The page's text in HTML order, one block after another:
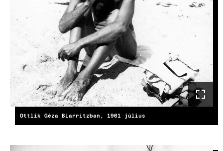
Ottlik Géza Biarritzban, 1961 július